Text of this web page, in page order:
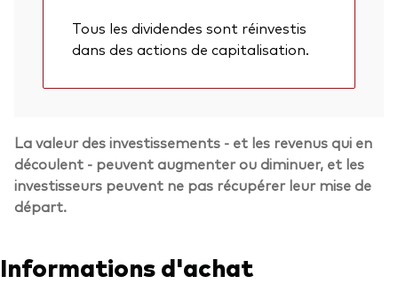
Tous les dividendes sont réinvestis
dans des actions de capitalisation.
La valeur des investissements - et les revenus qui en
découlent - peuvent augmenter ou diminuer, et les
investisseurs peuvent ne pas récupérer leur mise de
départ.
Informations d'achat